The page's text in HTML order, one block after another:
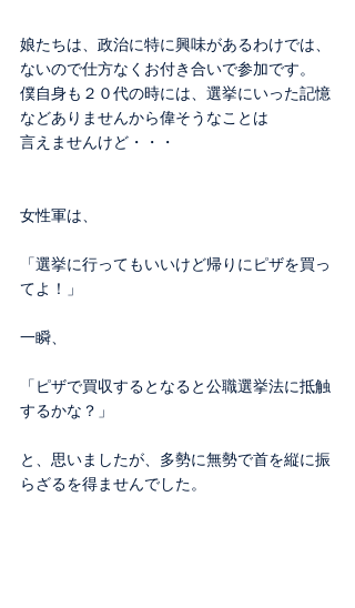
娘たちは、政治に特に興味があるわけでは、
ないので仕方なくお付き合いで参加です。
僕自身も２０代の時には、選挙にいった記憶
などありませんから偉そうなことは
言えませんけど・・・
女性軍は、
「選挙に行ってもいいけど帰りにピザを買っ
てよ！」
一瞬、
「ピザで買収するとなると公職選挙法に抵触
するかな？」
と、思いましたが、多勢に無勢で首を縦に振
らざるを得ませんでした。